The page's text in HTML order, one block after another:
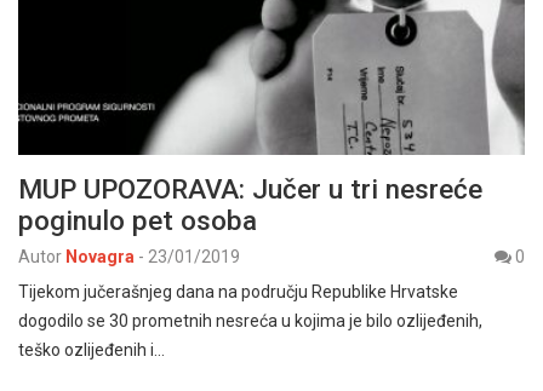
MUP UPOZORAVA: Jučer u tri nesreće
poginulo pet osoba
Autor Novagra - 23/01/2019
0
Tijekom jučerašnjeg dana na području Republike Hrvatske
dogodilo se 30 prometnih nesreća u kojima je bilo ozlijeđenih,
teško ozlijeđenih i…